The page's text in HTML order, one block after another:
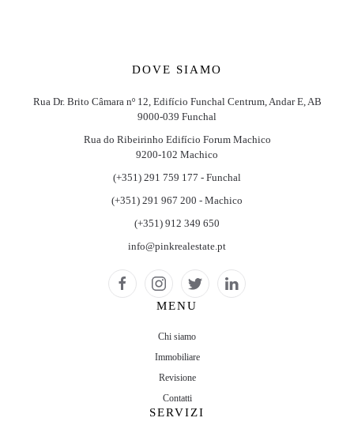
DOVE SIAMO
Rua Dr. Brito Câmara nº 12, Edifício Funchal Centrum, Andar E, AB
9000-039 Funchal
Rua do Ribeirinho Edifício Forum Machico
9200-102 Machico
(+351) 291 759 177 - Funchal
(+351) 291 967 200 - Machico
(+351) 912 349 650
info@pinkrealestate.pt
MENU
Chi siamo
Immobiliare
Revisione
Contatti
SERVIZI